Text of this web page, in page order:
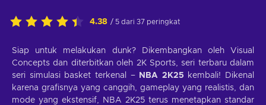
4.38 / 5 dari 37 peringkat
Siap untuk melakukan dunk? Dikembangkan oleh Visual
Concepts dan diterbitkan oleh 2K Sports, seri terbaru dalam
seri simulasi basket terkenal –
NBA 2K25 kembali! Dikenal
karena grafisnya yang canggih, gameplay yang realistis, dan
mode yang ekstensif, NBA 2K25 terus menetapkan standar